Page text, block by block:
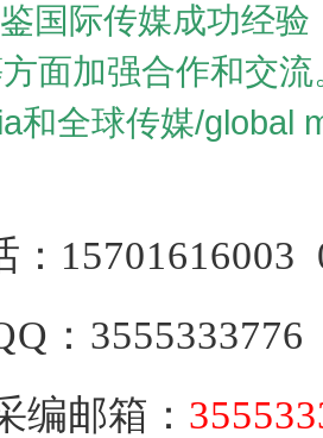
国际传媒成功经
面加强合作和交
和全球传媒/global
15701616003
：3555333776
编邮箱：